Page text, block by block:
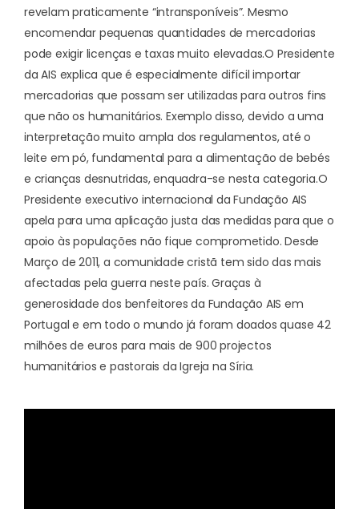
revelam praticamente “intransponíveis”. Mesmo
encomendar pequenas quantidades de mercadorias
pode exigir licenças e taxas muito elevadas.O Presidente
da AIS explica que é especialmente difícil importar
mercadorias que possam ser utilizadas para outros fins
que não os humanitários. Exemplo disso, devido a uma
interpretação muito ampla dos regulamentos, até o
leite em pó, fundamental para a alimentação de bebés
e crianças desnutridas, enquadra-se nesta categoria.O
Presidente executivo internacional da Fundação AIS
apela para uma aplicação justa das medidas para que o
apoio às populações não fique comprometido. Desde
Março de 2011, a comunidade cristã tem sido das mais
afectadas pela guerra neste país. Graças à
generosidade dos benfeitores da Fundação AIS em
Portugal e em todo o mundo já foram doados quase 42
milhões de euros para mais de 900 projectos
humanitários e pastorais da Igreja na Síria.